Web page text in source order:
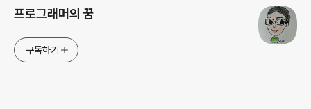
프로그래머의 꿈
구독하기